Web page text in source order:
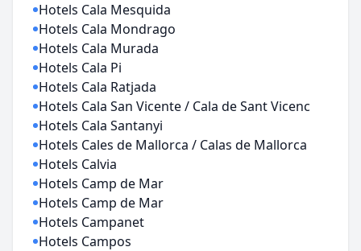
Hotels Cala Mesquida
Hotels Cala Mondrago
Hotels Cala Murada
Hotels Cala Pi
Hotels Cala Ratjada
Hotels Cala San Vicente / Cala de Sant Vicenc
Hotels Cala Santanyi
Hotels Cales de Mallorca / Calas de Mallorca
Hotels Calvia
Hotels Camp de Mar
Hotels Camp de Mar
Hotels Campanet
Hotels Campos